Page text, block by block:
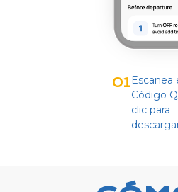
01Escanea
Código
clic para